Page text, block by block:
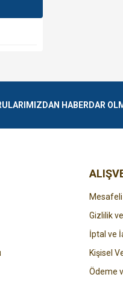
HABERDAR
Gizlilik
İptal ve
Kişisel
Ödeme